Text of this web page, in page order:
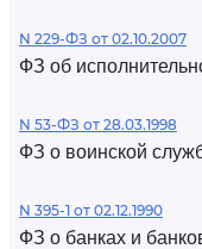
N 229-ФЗ от 02.10.2007
ФЗ об
N 53-ФЗ от 28.03.1998
ФЗ о воинской
N 395-1 от 02.12.1990
ФЗ о банках и